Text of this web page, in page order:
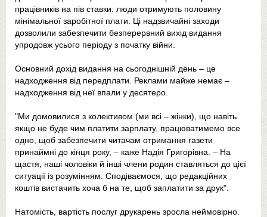
працівників на пів ставки: люди отримують половину
мінімальної заробітної плати. Ці надзвичайні заходи
дозволили забезпечити безперервний вихід видання
упродовж усього періоду з початку війни.
Основний дохід видання на сьогоднішній день – це
надходження від передплати. Реклами майже немає –
надходження від неї впали у десятеро.
"Ми домовилися з колективом (ми всі – жінки), що навіть
якщо не буде чим платити зарплату, працюватимемо все
одно, щоб забезпечити читачам отримання газети
принаймні до кінця року, – каже Надія Григорівна. – На
щастя, наші чоловіки й інші члени родин ставляться до цієї
ситуації із розумінням. Сподіваємося, що редакційних
коштів вистачить хоча б на те, щоб заплатити за друк".
Натомість, вартість послуг друкарень зросла неймовірно.